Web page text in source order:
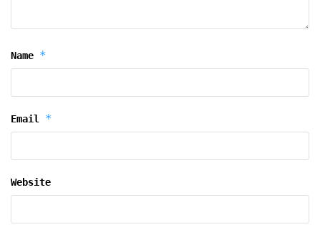
Name *
Email *
Website